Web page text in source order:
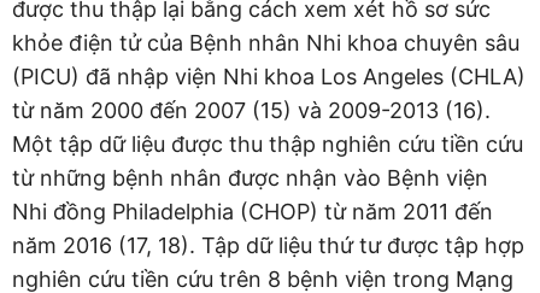
được thu thập lại bằng cách xem xét hồ sơ sức
khỏe điện tử của Bệnh nhân Nhi khoa chuyên sâu
(PICU) đã nhập viện Nhi khoa Los Angeles (CHLA)
từ năm 2000 đến 2007 (15) và 2009-2013 (16).
Một tập dữ liệu được thu thập nghiên cứu tiền cứu
từ những bệnh nhân được nhận vào Bệnh viện
Nhi đồng Philadelphia (CHOP) từ năm 2011 đến
năm 2016 (17, 18). Tập dữ liệu thứ tư được tập hợp
nghiên cứu tiền cứu trên 8 bệnh viện trong Mạng